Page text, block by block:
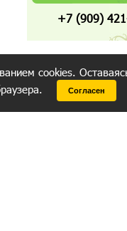
+7 (909)
cookies.
Согласен